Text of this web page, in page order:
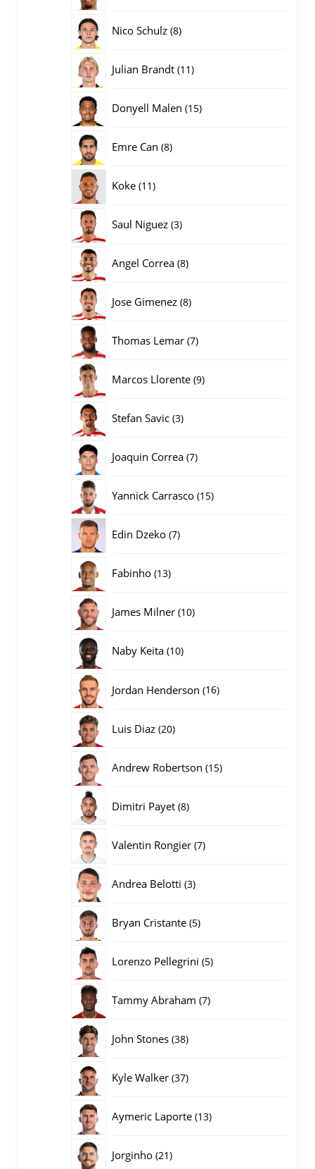
Nico Schulz 88
Julian Brandt 1111
Donyell Malen 1515
Emre Can 88
Koke 1111
Saul Niguez 33
Angel Correa 88
Jose Gimenez 88
Thomas Lemar 77
Marcos Llorente 99
Stefan Savic 33
Joaquin Correa 77
Yannick Carrasco 1515
Edin Dzeko 77
Fabinho 1313
James Milner 1010
Naby Keita 1010
Jordan Henderson 1616
Luis Diaz 2020
Andrew Robertson 1515
Dimitri Payet 88
Valentin Rongier 77
Andrea Belotti 33
Bryan Cristante 55
Lorenzo Pellegrini 55
Tammy Abraham 77
John Stones 3838
Kyle Walker 3737
Aymeric Laporte 1313
Jorginho 2121